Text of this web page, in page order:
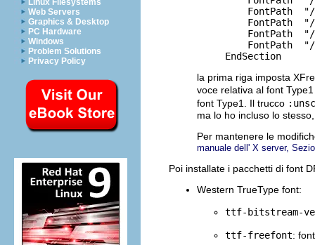
Linux Filesystems
Web Servers
Graphics & Desktop
PC Hardware
Windows
Problem Solutions
Privacy Policy
FontPath
FontPath
FontPath
FontPath
la prima riga imposta
voce relativa al font
font Type1. Il trucco
ma lo ho incluso lo
Per mantenere le
manuale dell' X server,
Poi installate i pacchetti di font
Western TrueType font:
ttf-bitstream-
ttf-freefont: